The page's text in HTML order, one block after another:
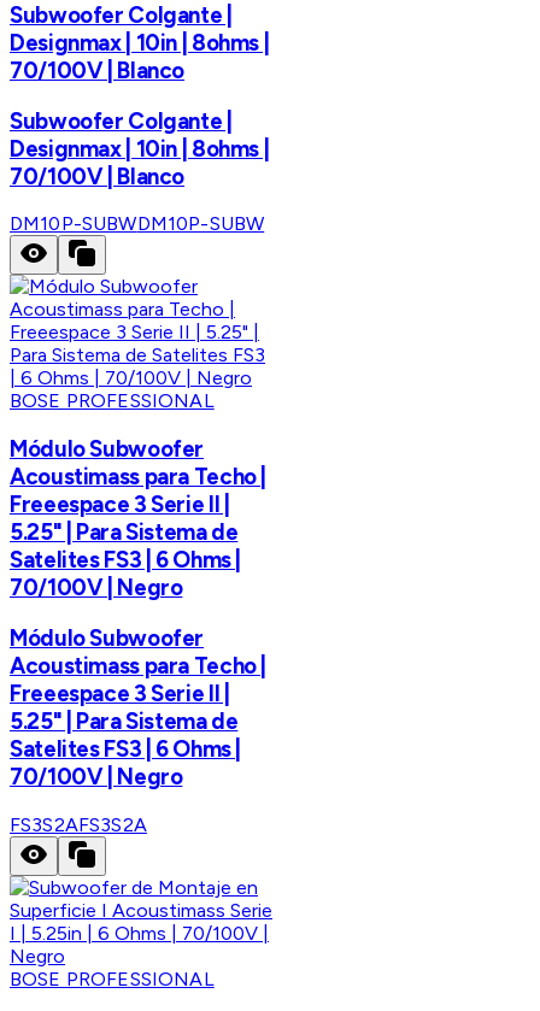
Subwoofer Colgante |
Designmax | 10in | 8ohms |
70/100V | Blanco
Subwoofer Colgante |
Designmax | 10in | 8ohms |
70/100V | Blanco
DM10P-SUBWDM10P-SUBW
BOSE PROFESSIONAL
Módulo Subwoofer
Acoustimass para Techo |
Freeespace 3 Serie II |
5.25" | Para Sistema de
Satelites FS3 | 6 Ohms |
70/100V | Negro
Módulo Subwoofer
Acoustimass para Techo |
Freeespace 3 Serie II |
5.25" | Para Sistema de
Satelites FS3 | 6 Ohms |
70/100V | Negro
FS3S2AFS3S2A
BOSE PROFESSIONAL